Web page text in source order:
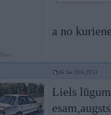
a no
05. Jan 2016, 23:53
Liels